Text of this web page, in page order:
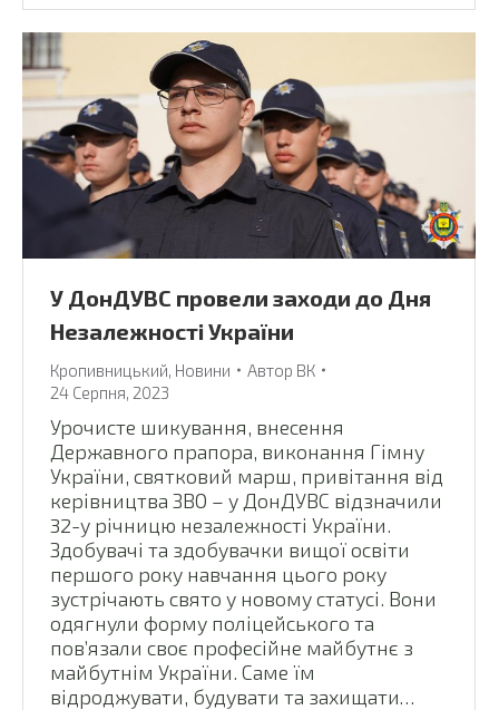
У ДонДУВС провели заходи до Дня
Незалежності України
Кропивницький, Новини Автор ВК
24 Серпня, 2023
Урочисте шикування, внесення
Державного прапора, виконання Гімну
України, святковий марш, привітання від
керівництва ЗВО – у ДонДУВС відзначили
32-у річницю незалежності України.
Здобувачі та здобувачки вищої освіти
першого року навчання цього року
зустрічають свято у новому статусі. Вони
одягнули форму поліцейського та
пов’язали своє професійне майбутнє з
майбутнім України. Саме їм
відроджувати, будувати та захищати…